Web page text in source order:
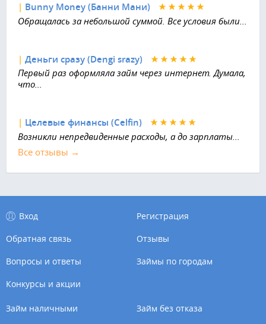
| Bunny Money (Банни Мани)
Обращалась за небольшой суммой. Все условия были...
| Деньги сразу (Dengi srazy)
Первый раз оформляла займ через интернет. Думала,
что...
| Целевые финансы (Celfin)
Возникли непредвиденные расходы, а до зарплаты...
Все отзывы →
Вход
Регистрация
Обратная связь
Отзывы
Вопросы и ответы
Займы по городам
Конкурсы и акции
Займ наличными Займ без отказа